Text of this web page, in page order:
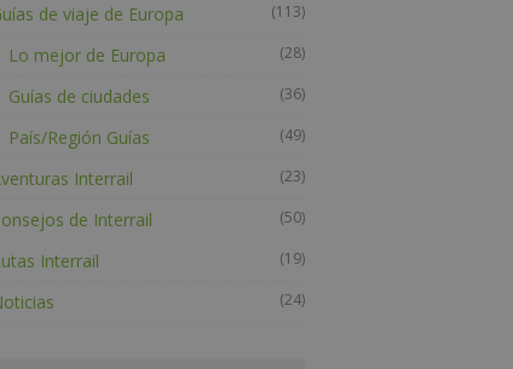
de viaje de Europa (113)
Lo mejor de Europa (28)
Guías de ciudades (36)
País/Región Guías (49)
Interrail (23)
de Interrail (50)
Interrail (19)
(24)